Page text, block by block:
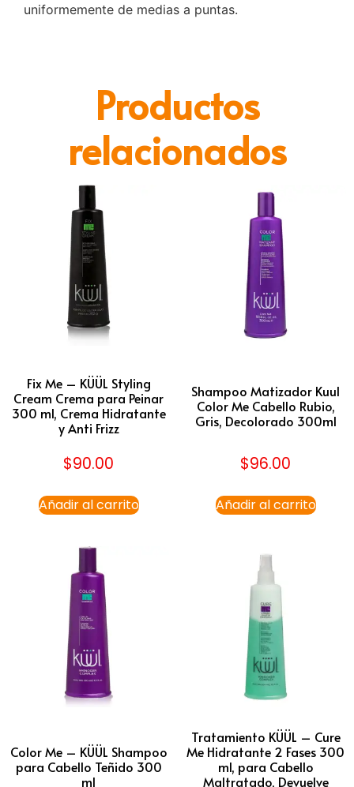
uniformemente de medias a puntas.
Productos
relacionados
Fix Me – KÜÜL Styling
Cream Crema para Peinar
300 ml, Crema Hidratante
y Anti Frizz
$90.00
Añadir al carrito
Shampoo Matizador Kuul
Color Me Cabello Rubio,
Gris, Decolorado 300ml
$96.00
Añadir al carrito
Color Me – KÜÜL Shampoo
para Cabello Teñido 300
ml
Tratamiento KÜÜL – Cure
Me Hidratante 2 Fases 300
ml, para Cabello
Maltratado, Devuelve